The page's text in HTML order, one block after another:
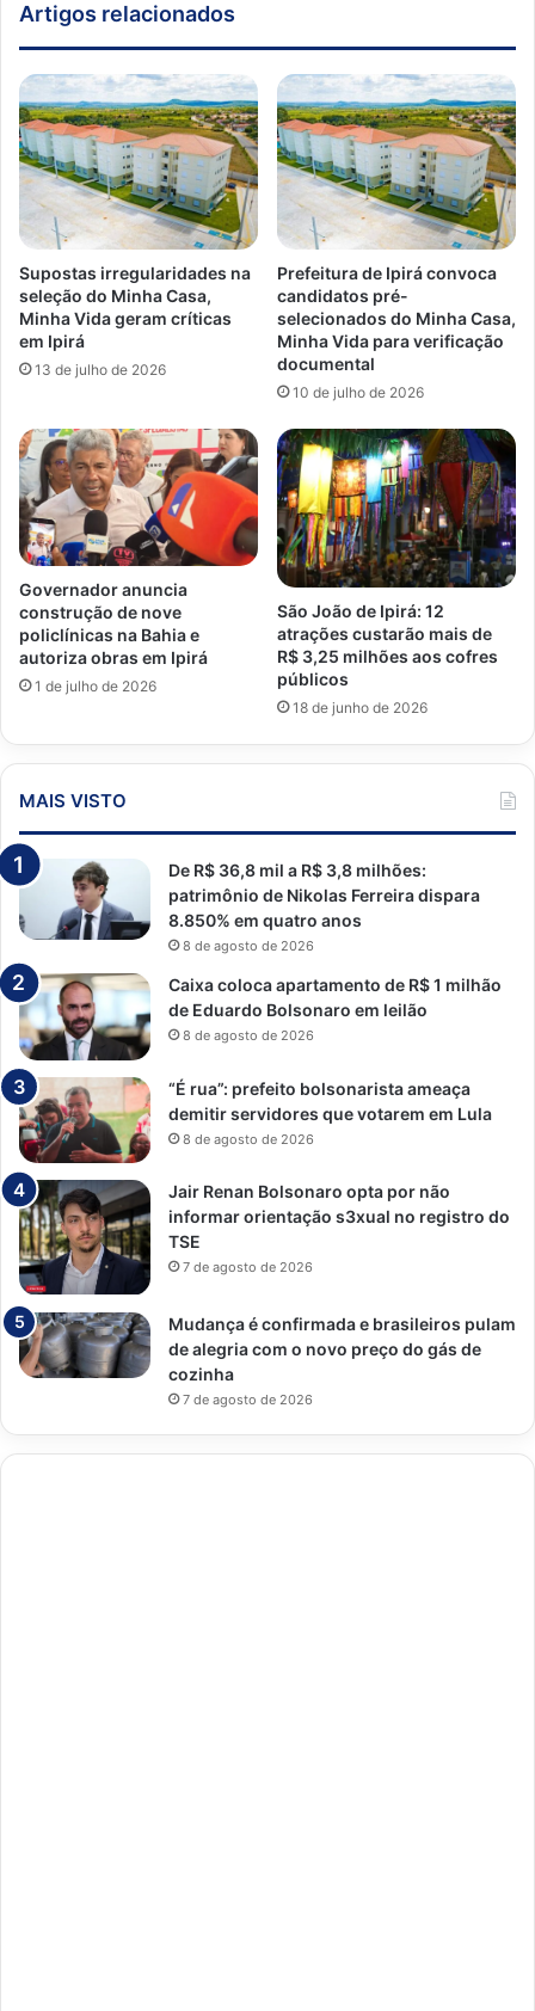
Artigos relacionados
Supostas irregularidades na
seleção do Minha Casa,
Minha Vida geram críticas
em Ipirá
13 de julho de 2026
Prefeitura de Ipirá convoca
candidatos pré-
selecionados do Minha Casa,
Minha Vida para verificação
documental
10 de julho de 2026
Governador anuncia
construção de nove
policlínicas na Bahia e
autoriza obras em Ipirá
1 de julho de 2026
São João de Ipirá: 12
atrações custarão mais de
R$ 3,25 milhões aos cofres
públicos
18 de junho de 2026
MAIS VISTO
De R$ 36,8 mil a R$ 3,8 milhões:
patrimônio de Nikolas Ferreira dispara
8.850% em quatro anos
8 de agosto de 2026
Caixa coloca apartamento de R$ 1 milhão
de Eduardo Bolsonaro em leilão
8 de agosto de 2026
“É rua”: prefeito bolsonarista ameaça
demitir servidores que votarem em Lula
8 de agosto de 2026
Jair Renan Bolsonaro opta por não
informar orientação s3xual no registro do
TSE
7 de agosto de 2026
Mudança é confirmada e brasileiros pulam
de alegria com o novo preço do gás de
cozinha
7 de agosto de 2026